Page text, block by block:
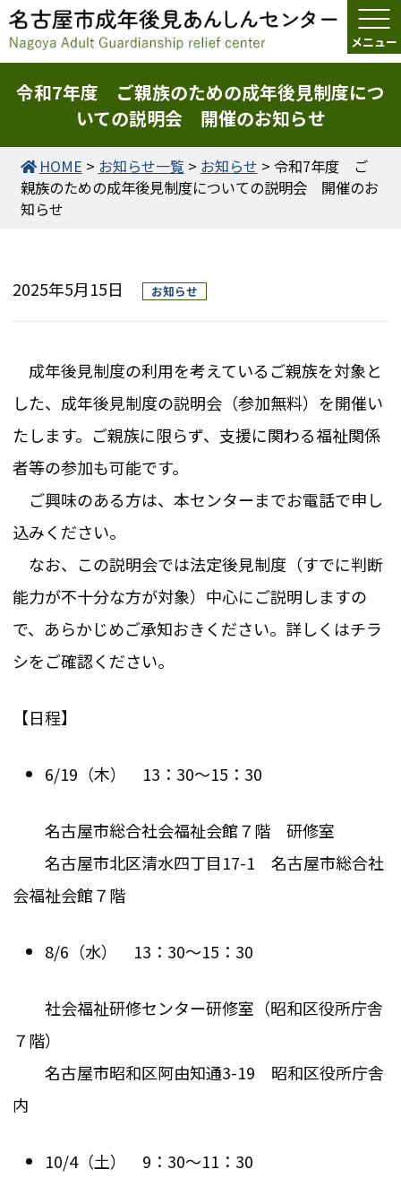
令和7年度 ご親族のための成年後見制度につ
いての説明会 開催のお知らせ
HOME > お知らせ一覧 > お知らせ > 令和7年度 ご
親族のための成年後見制度についての説明会 開催のお
知らせ
2025年5月15日 お知らせ
成年後見制度の利用を考えているご親族を対象と
した、成年後見制度の説明会（参加無料）を開催い
たします。ご親族に限らず、支援に関わる福祉関係
者等の参加も可能です。
ご興味のある方は、本センターまでお電話で申し
込みください。
なお、この説明会では法定後見制度（すでに判断
能力が不十分な方が対象）中心にご説明しますの
で、あらかじめご承知おきください。詳しくはチラ
シをご確認ください。
【日程】
6/19（木） 13：30～15：30
名古屋市総合社会福祉会館７階 研修室
名古屋市北区清水四丁目17-1 名古屋市総合社
会福祉会館７階
8/6（水） 13：30～15：30
社会福祉研修センター研修室（昭和区役所庁舎
７階）
名古屋市昭和区阿由知通3-19 昭和区役所庁舎
内
10/4（土） 9：30～11：30